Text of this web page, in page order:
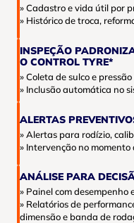
» Cadastro e vida útil por
» Histórico de troca,
INSPEÇÃO
O CONTROL TYRE*
» Coleta de sulco e
» Inclusão automática no
ALERTAS
» Alertas para rodízio,
» Intervenção no
ANÁLISE PARA
» Painel com desempenho
» Relatórios de
dimensão e banda de